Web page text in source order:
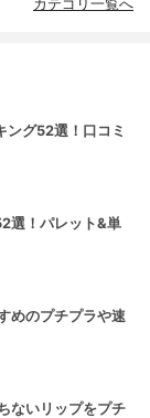
カテゴリ一覧へ
ング52選！口コミ
選！パレット&単
めのプチプラや速
ないリップをプチ